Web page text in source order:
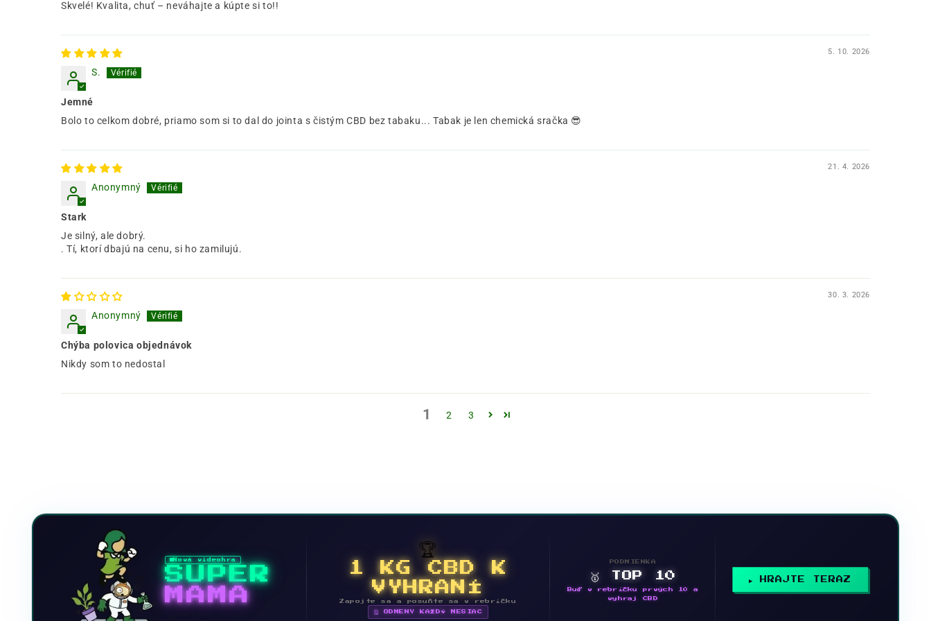
Skvelé! Kvalita, chuť – neváhajte a kúpte si to!!
5. 10. 2026
S.
Jemné
Bolo to celkom dobré, priamo som si to dal do jointa s čistým CBD bez tabaku... Tabak je len chemická sračka 😎
21. 4. 2026
Anonymný
Stark
Je silný, ale dobrý.
. Tí, ktorí dbajú na cenu, si ho zamilujú.
30. 3. 2026
Anonymný
Chýba polovica objednávok
Nikdy som to nedostal
1 2 3
Nová videohra
SUPER
MAMA
🏆
1 KG CBD K
VYHRANÍ
Zapojte sa a posuňte sa v rebríčku
🗓 ODMENY KAŽDÝ MESIAC
PODMIENKA
🥇 TOP 10
Buď v rebríčku prvých 10 a
vyhraj CBD
HRAJTE TERAZ